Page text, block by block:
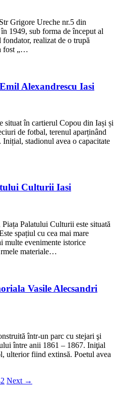
Grigore Ureche nr.5 din
1949, sub forma de început al
realizat de o trupă
fost „…
Alexandrescu Iasi
situat în cartierul Copou din Iași și
de fotbal, terenul aparținând
stadionul avea o capacitate
Culturii Iasi
Palatului Culturii este situată
spațiul cu cea mai mare
multe evenimente istorice
materiale…
Vasile Alecsandri
într-un parc cu stejari şi
între anii 1861 – 1867. Iniţial
ulterior fiind extinsă. Poetul avea
Next →